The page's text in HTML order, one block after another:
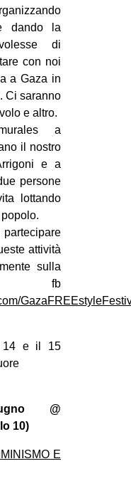
dando la
di
con noi
a Gaza in
Ci saranno
e altro.
a
il nostro
e a
persone
lottando
attività
sulla
fb
14 e il 15
@
10)
E